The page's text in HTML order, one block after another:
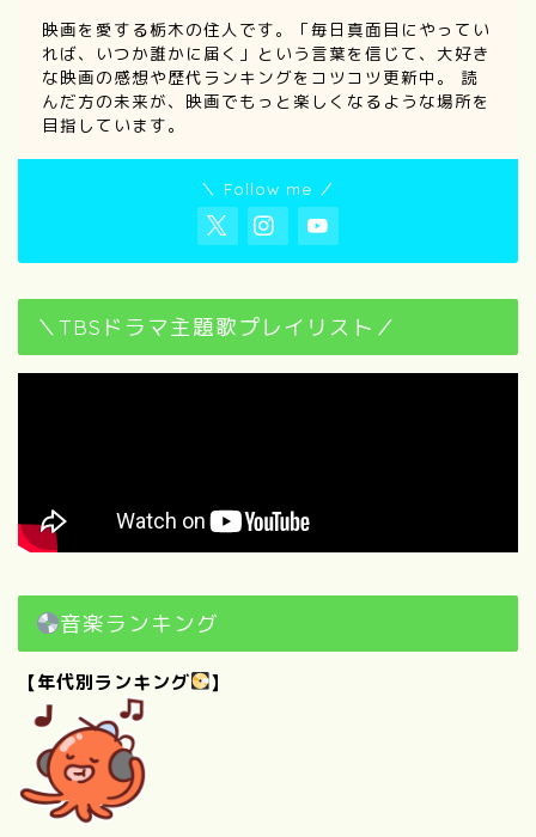
映画を愛する栃木の住人です。「毎日真面目にやってい
れば、いつか誰かに届く」という言葉を信じて、大好き
な映画の感想や歴代ランキングをコツコツ更新中。 読
んだ方の未来が、映画でもっと楽しくなるような場所を
目指しています。
＼ Follow me ／
＼TBSドラマ主題歌プレイリスト／
音楽ランキング
【年代別ランキング 】